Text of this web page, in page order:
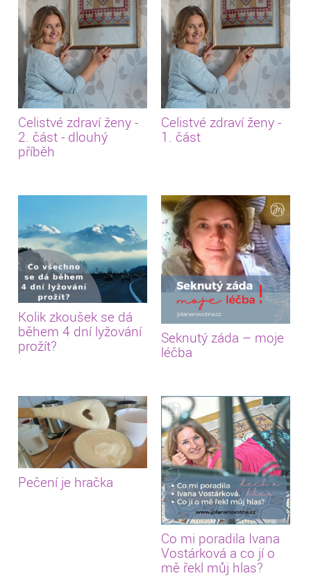
Celistvé zdraví ženy -
2. část - dlouhý
příběh
Celistvé zdraví ženy -
1. část
Kolik zkoušek se dá
během 4 dní lyžování
prožít?
Seknutý záda – moje
léčba
Pečení je hračka
Co mi poradila Ivana
Vostárková a co jí o
mě řekl můj hlas?